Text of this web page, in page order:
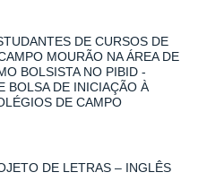
DE CURSOS DE
MOURÃO NA ÁREA DE
BOLSISTA NO PIBID -
BOLSA DE INICIAÇÃO À
DE CAMPO
DE LETRAS – INGLÊS